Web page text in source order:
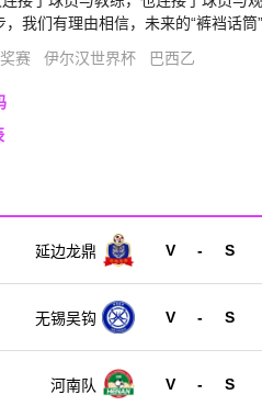
我们有理由相信，未来的“裤裆话筒
赛 伊尔汉世界杯 巴西乙
延边龙鼎 V - S
无锡吴钩 V - S
河南队 V - S